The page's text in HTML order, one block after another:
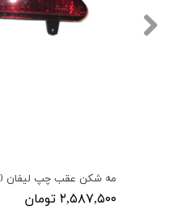
مه شکن عقب چپ لیفان X60
۲,۵۸۷,۵۰۰ تومان